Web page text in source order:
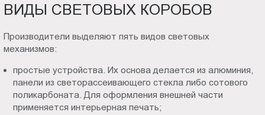
ВИДЫ СВЕТОВЫХ КОРОБОВ
Производители выделяют пять видов световых
механизмов:
простые устройства. Их основа делается из алюминия,
панели из светорассеивающего стекла либо сотового
поликарбоната. Для оформления внешней части
применяется интерьерная печать;